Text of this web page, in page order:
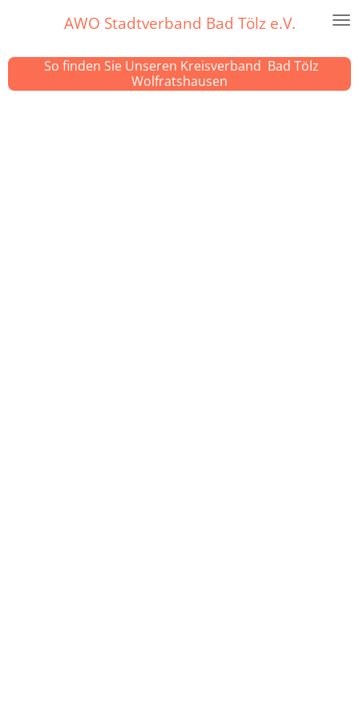
springen
AWO Stadtverband Bad Tölz e.V.
So finden Sie Unseren Kreisverband Bad Tölz
Wolfratshausen